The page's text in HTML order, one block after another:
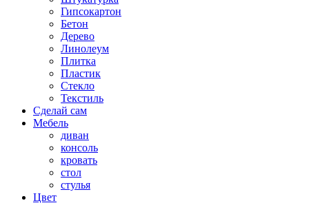
Гипсокартон
Бетон
Дерево
Линолеум
Плитка
Пластик
Стекло
Текстиль
Сделай сам
Мебель
диван
консоль
кровать
стол
стулья
Цвет